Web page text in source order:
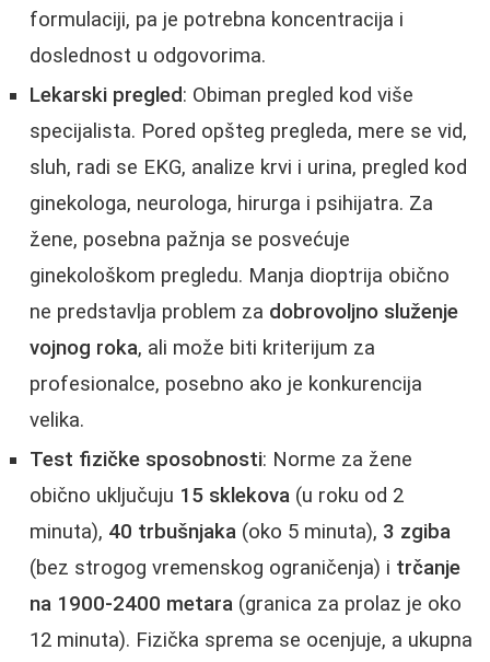
formulaciji, pa je potrebna koncentracija i
doslednost u odgovorima.
Lekarski pregled: Obiman pregled kod više
specijalista. Pored opšteg pregleda, mere se vid,
sluh, radi se EKG, analize krvi i urina, pregled kod
ginekologa, neurologa, hirurga i psihijatra. Za
žene, posebna pažnja se posvećuje
ginekološkom pregledu. Manja dioptrija obično
ne predstavlja problem za dobrovoljno služenje
vojnog roka, ali može biti kriterijum za
profesionalce, posebno ako je konkurencija
velika.
Test fizičke sposobnosti: Norme za žene
obično uključuju 15 sklekova (u roku od 2
minuta), 40 trbušnjaka (oko 5 minuta), 3 zgiba
(bez strogog vremenskog ograničenja) i trčanje
na 1900-2400 metara (granica za prolaz je oko
12 minuta). Fizička sprema se ocenjuje, a ukupna